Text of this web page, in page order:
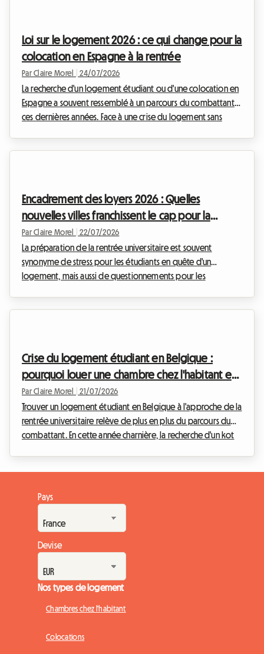
régies immobilières. Chez Roomlala, nous observons c...
Loi sur le logement 2026 : ce qui change pour la
colocation en Espagne à la rentrée
Par Claire Morel 24/07/2026
La recherche d'un logement étudiant ou d'une colocation en
Espagne a souvent ressemblé à un parcours du combattant
ces dernières années. Face à une crise du logement sans
dans le cadre strict de la Ley de Vivienda 202...
Encadrement des loyers 2026 : Quelles
nouvelles villes franchissent le cap pour la
rentrée ?
Par Claire Morel 22/07/2026
La préparation de la rentrée universitaire est souvent
synonyme de stress pour les étudiants en quête d'un
logement, mais aussi de questionnements pour les
longue durée et la colocation. Loin d'être un frein,...
Crise du logement étudiant en Belgique :
pourquoi louer une chambre chez l'habitant est
la solution pour la rentrée 2026
Par Claire Morel 21/07/2026
Trouver un logement étudiant en Belgique à l'approche de la
rentrée universitaire relève de plus en plus du parcours du
combattant. En cette année charnière, la recherche d'un kot
explose, le marché immobilier étudiant est sous haute
tension. Face à ce constat alarmant, de nouvelles alternatives
émergent pour garantir le dro...
Pays
Devise
Nos types de logement
Chambres chez l'habitant
Colocations